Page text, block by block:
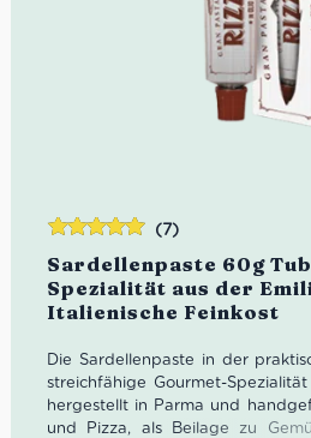
Sardellenpaste 60g
Spezialität aus der
Italienische Feinkost
(7)
Die Sardellenpaste in der
streichfähige Gourmet-
hergestellt in Parma und
und Pizza, als Beilage zu
Bewertet
mit5.00von
5